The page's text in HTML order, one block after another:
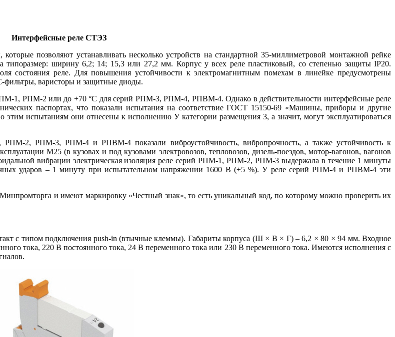
Интерфейсные реле СТЭЗ
позволяют устанавливать несколько устройств на стандартной 35‑миллиметровой монтажной рейке
ширину 6,2; 14; 15,3 или 27,2 мм. Корпус у всех ре­ле пластиковый, со степенью защиты IP20.
состояния ре­ле. Для повышения устойчивости к электромагнитным помехам в линейке предусмотрены
фильтры, варисторы и защитные диоды.
РПМ‑2 или до +70 °C для серий РПМ‑3, РПМ‑4, РПВМ‑4. Однако в действительности интерфейсные ре­ле
паспортах, что показали испытания на соответствие ГОСТ 15150-69 «Машины, приборы и другие
испытаниям они отнесены к исполнению У категории размещения 3, а значит, могут эксплуатироваться
РПМ‑3, РПМ‑4 и РПВМ‑4 показали виброустойчивость, вибропрочность, а также устойчивость к
М25 (в кузовах и под кузовами электровозов, тепловозов, дизель-поездов, мотор-вагонов, вагонов
вибрации электрическая изоляция ре­ле серий РПМ‑1, РПМ‑2, РПМ‑3 выдержала в течение 1 минуты
ударов – 1 минуту при испытательном напряжении 1600 В (±5 %). У ре­ле серий РПМ‑4 и РПВМ‑4 эти
и имеют маркировку «Честный знак», то есть уникальный код, по которому можно проверить их
с типом подключения push-in (втычные клеммы). Габариты корпуса (Ш × В × Г) – 6,2 × 80 × 94 мм. Входное
то­ка, 220 В постоянного то­ка, 24 В переменного то­ка или 230 В переменного то­ка. Имеются исполнения с